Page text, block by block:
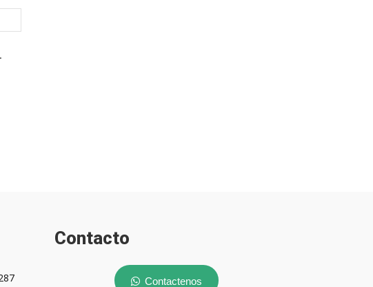
Contacto
Contactenos